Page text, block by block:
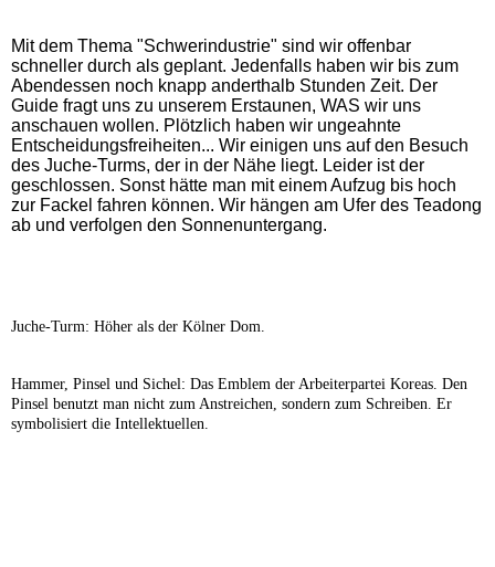
Mit dem Thema "Schwerindustrie" sind wir offenbar
schneller durch als geplant. Jedenfalls haben wir bis zum
Abendessen noch knapp anderthalb Stunden Zeit. Der
Guide fragt uns zu unserem Erstaunen, WAS wir uns
anschauen wollen. Plötzlich haben wir ungeahnte
Entscheidungsfreiheiten... Wir einigen uns auf den Besuch
des Juche-Turms, der in der Nähe liegt. Leider ist der
geschlossen. Sonst hätte man mit einem Aufzug bis hoch
zur Fackel fahren können. Wir hängen am Ufer des Teadong
ab und verfolgen den Sonnenuntergang.
Juche-Turm: Höher als der Kölner Dom.
Hammer, Pinsel und Sichel: Das Emblem der Arbeiterpartei Koreas. Den
Pinsel benutzt man nicht zum Anstreichen, sondern zum Schreiben. Er
symbolisiert die Intellektuellen.